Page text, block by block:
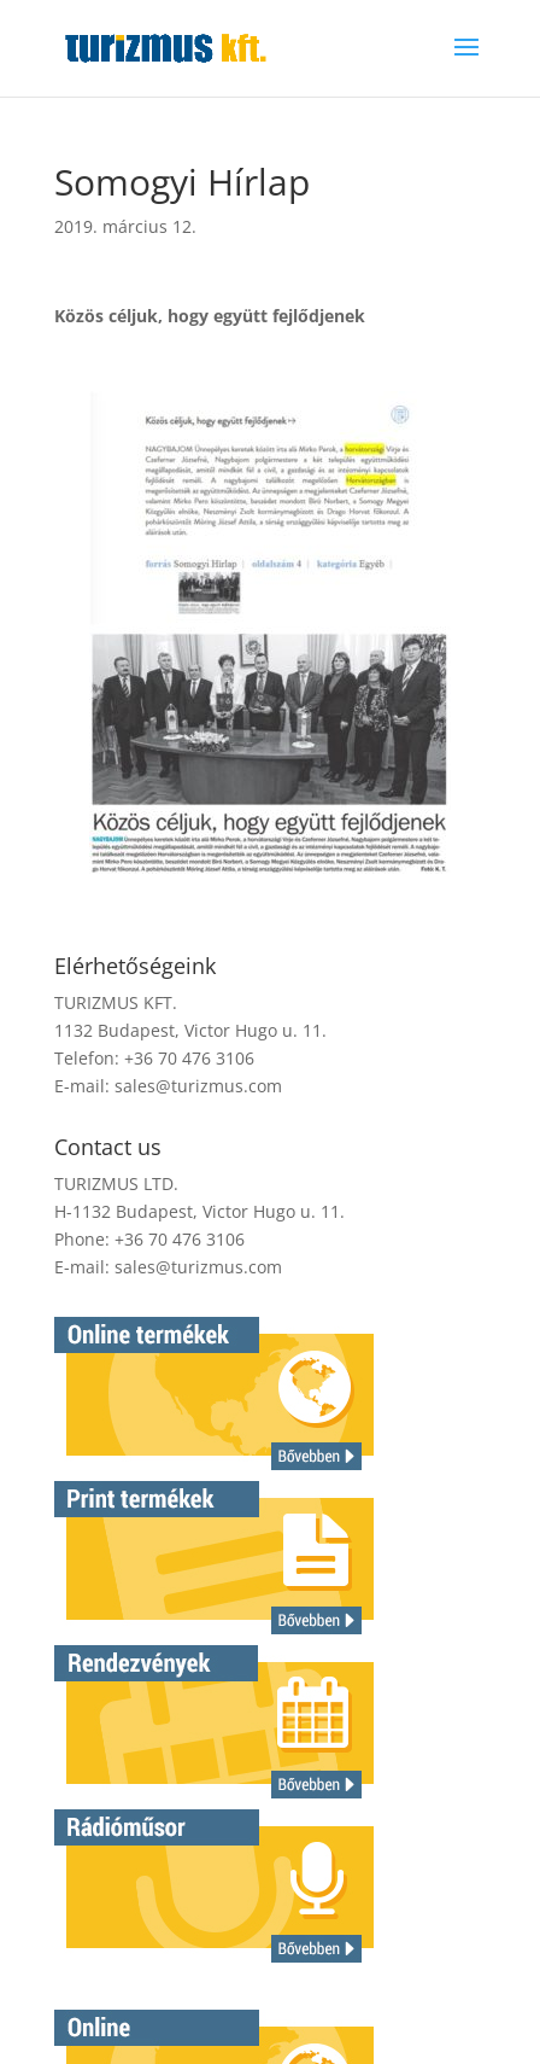
Somogyi Hírlap
2019. március 12.
Közös céljuk, hogy együtt fejlődjenek
Elérhetőségeink
TURIZMUS KFT.
1132 Budapest, Victor Hugo u. 11.
Telefon: +36 70 476 3106
E-mail: sales@turizmus.com
Contact us
TURIZMUS LTD.
H-1132 Budapest, Victor Hugo u. 11.
Phone: +36 70 476 3106
E-mail: sales@turizmus.com